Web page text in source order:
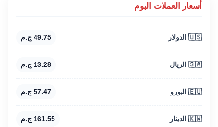
أسعار العملات اليوم
🇺🇸 الدولار 49.75 ج.م
🇸🇦 الريال 13.28 ج.م
🇪🇺 اليورو 57.47 ج.م
🇰🇼 الدينار 161.55 ج.م